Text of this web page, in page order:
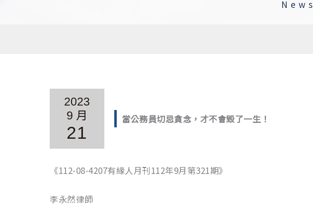
News
2023
9 月
21
當公務員切忌貪念，才不會毀了一生！
《112-08-4207有緣人月刊112年9月第321期》
李永然律師